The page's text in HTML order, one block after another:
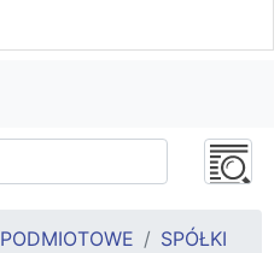
SPÓŁKI